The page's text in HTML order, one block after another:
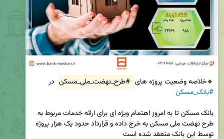
🔸خلاصه وضعیت پروژه های #طرح_نهضت_ملی_مسکن در
#بانک_مسکن